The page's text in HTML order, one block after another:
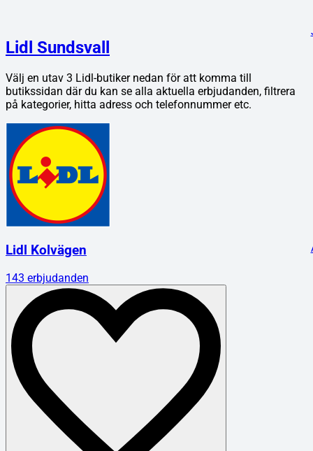
Lidl Sundsvall
Välj en utav 3 Lidl-butiker nedan för att komma till
butikssidan där du kan se alla aktuella erbjudanden, filtrera
på kategorier, hitta adress och telefonnummer etc.
Lidl Kolvägen
143 erbjudanden